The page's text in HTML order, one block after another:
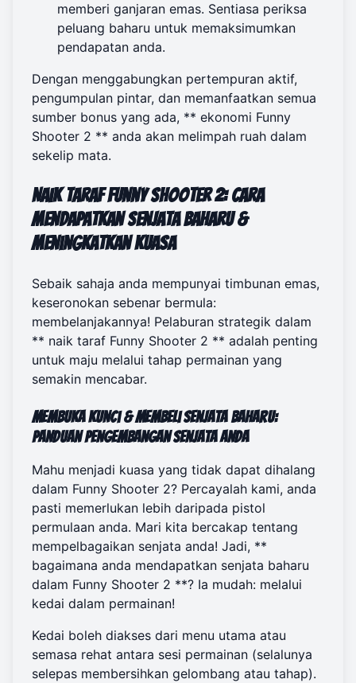
memberi ganjaran emas. Sentiasa periksa
peluang baharu untuk memaksimumkan
pendapatan anda.
Dengan menggabungkan pertempuran aktif,
pengumpulan pintar, dan memanfaatkan semua
sumber bonus yang ada, ** ekonomi Funny
Shooter 2 ** anda akan melimpah ruah dalam
sekelip mata.
Naik Taraf Funny Shooter 2: Cara
Mendapatkan Senjata Baharu &
Meningkatkan Kuasa
Sebaik sahaja anda mempunyai timbunan emas,
keseronokan sebenar bermula:
membelanjakannya! Pelaburan strategik dalam
** naik taraf Funny Shooter 2 ** adalah penting
untuk maju melalui tahap permainan yang
semakin mencabar.
Membuka Kunci & Membeli Senjata Baharu:
Panduan Pengembangan Senjata Anda
Mahu menjadi kuasa yang tidak dapat dihalang
dalam Funny Shooter 2? Percayalah kami, anda
pasti memerlukan lebih daripada pistol
permulaan anda. Mari kita bercakap tentang
mempelbagaikan senjata anda! Jadi, **
bagaimana anda mendapatkan senjata baharu
dalam Funny Shooter 2 **? Ia mudah: melalui
kedai dalam permainan!
Kedai boleh diakses dari menu utama atau
semasa rehat antara sesi permainan (selalunya
selepas membersihkan gelombang atau tahap).